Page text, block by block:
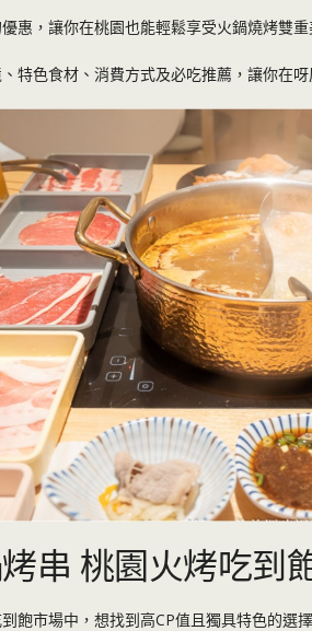
惠，讓你在桃園也能輕鬆享受火鍋燒烤雙重
特色食材、消費方式及必吃推薦，讓你在
串 桃園火烤吃到
飽市場中，想找到高CP值且獨具特色的選